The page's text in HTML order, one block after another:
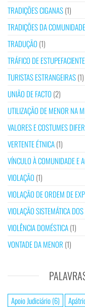
TRADIÇÕES CIGANAS(1)
TRADIÇÕES DA
TRADUÇÃO (1)
TRÁFICO DE
TURISTAS ESTRANGEIRAS(1)
UNIÃO DE FACTO (2)
UTILIZAÇÃO DE MENOR NA
VALORES E COSTUMES
VERTENTE ÉTNICA(1)
VÍNCULO À COMUNIDADE E
VIOLAÇÃO (1)
VIOLAÇÃO DE ORDEM DE
VIOLAÇÃO SISTEMÁTICA
VIOLÊNCIA DOMÉSTICA(1)
VONTADE DA MENOR (1)
Apoio Judiciário(6)